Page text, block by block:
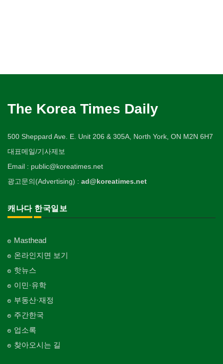
The Korea Times Daily
500 Sheppard Ave. E. Unit 206 & 305A, North York, ON M2N 6H7
대표메일/기사제보
Email : public@koreatimes.net
광고문의(Advertising) : ad@koreatimes.net
캐나다 한국일보
Masthead
온라인지면 보기
핫뉴스
이민·유학
부동산·재정
주간한국
업소록
찾아오시는 길